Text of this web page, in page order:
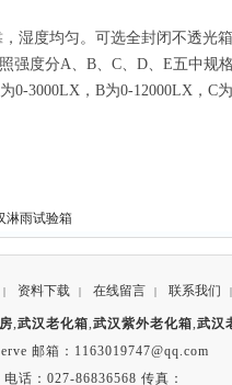
湿度均匀。可选全封闭不透光
强度分A、B、C、D、E五中规
0-3000LX，B为0-12000LX，C
淋雨试验箱
| 资料下载 | 在线留言 | 联系我们 |
,武汉老化箱,武汉紫外老化箱,武汉
邮箱：1163019747@qq.com
话：027-86836568 传真：